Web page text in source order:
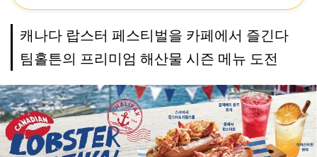
캐나다 랍스터 페스티벌을 카페에서 즐긴다
팀홀튼의 프리미엄 해산물 시즌 메뉴 도전